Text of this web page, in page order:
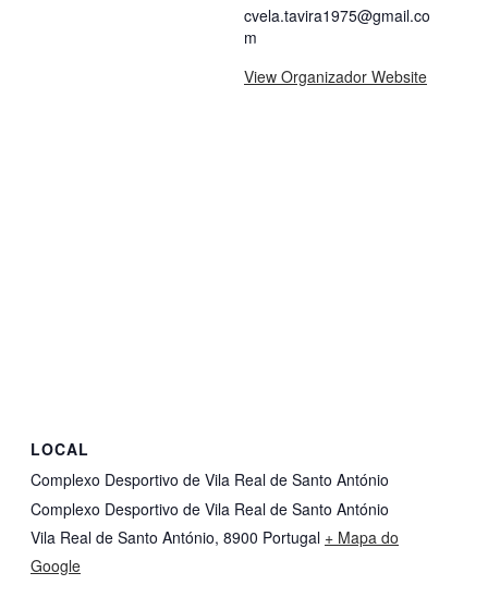
cvela.tavira1975@gmail.co
m
View Organizador Website
LOCAL
Complexo Desportivo de Vila Real de Santo António
Complexo Desportivo de Vila Real de Santo António
Vila Real de Santo António, 8900 Portugal + Mapa do
Google